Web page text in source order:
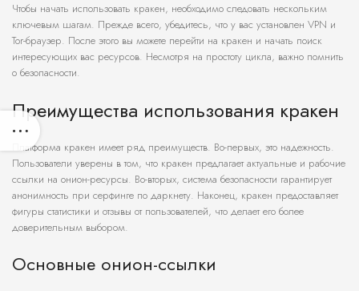
Чтобы начать использовать кракен, необходимо следовать нескольким
ключевым шагам. Прежде всего, убедитесь, что у вас установлен VPN и
Tor-браузер. После этого вы можете перейти на кракен и начать поиск
интересующих вас ресурсов. Несмотря на простоту цикла, важно помнить
о безопасности.
Преимущества использования кракен
Платформа кракен имеет ряд преимуществ. Во-первых, это надежность.
Пользователи уверены в том, что кракен предлагает актуальные и рабочие
ссылки на онион-ресурсы. Во-вторых, система безопасности гарантирует
анонимность при серфинге по даркнету. Наконец, кракен предоставляет
фигуры статистики и отзывы от пользователей, что делает его более
доверительным выбором.
Основные онион-ссылки